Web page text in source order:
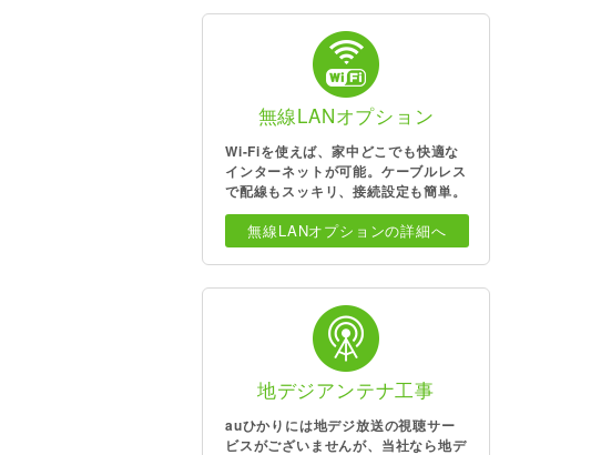
無線LANオプション
Wi-Fiを使えば、家中どこでも快適な
インターネットが可能。ケーブルレス
で配線もスッキリ、接続設定も簡単。
無線LANオプションの詳細へ
地デジアンテナ工事
auひかりには地デジ放送の視聴サー
ビスがございませんが、当社なら地デ